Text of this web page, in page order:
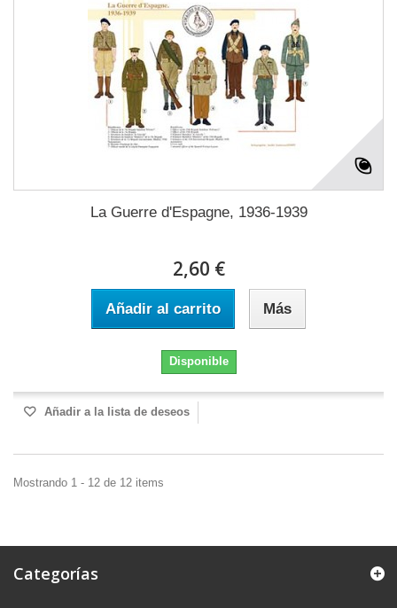
La Guerre d'Espagne, 1936-1939
2,60 €
Añadir al carrito Más
Disponible
Añadir a la lista de deseos
Mostrando 1 - 12 de 12 items
Categorías